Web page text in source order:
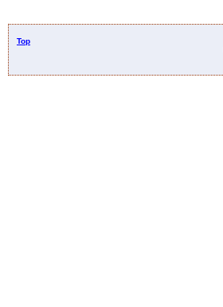
Top